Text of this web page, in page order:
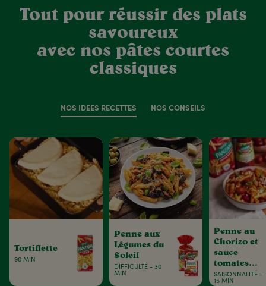
Tout pour réussir des plats
savoureux
avec nos pâtes courtes
classiques
NOS IDÉES RECETTES NOS CONSEILS
Tortiflette
90 MIN
Penne aux
Légumes du
Soleil
DIFFICULTÉ - 30
MIN
Penne au
Chorizo et
sauce
tomates
basilic
SAISONNALITÉ -
15 MIN